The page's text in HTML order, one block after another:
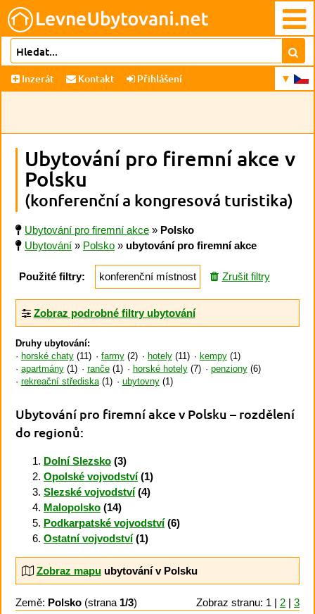
Inzerát Kontakt Přihlášení
Ubytování pro firemní akce v
Polsku
(konferenční a kongresová turistika)
Ubytování pro firemní akce » Polsko
Ubytování » Polsko » ubytování pro firemní akce
Použité filtry: konferenční místnost Zrušit filtry
Zobraz podrobné filtry ubytování
Druhy ubytování:
horské chaty(11) farmy(2) hotely(11) kempy(1)
apartmány(1) ranče(1) horské hotely(7) penziony(6)
rekreační střediska(1) ubytovny(1)
Ubytování pro firemní akce v Polsku – rozdělení
do regionů:
Dolní Slezsko (3)
Opolské vojvodství(1)
Slezské vojvodství(4)
Malopolsko (14)
Podkarpatské vojvodství(6)
Ostatní vojvodství(1)
Zobraz mapuubytování v Polsku
Země: Polsko (strana 1/3) Zobraz stranu: 1 | 2 | 3